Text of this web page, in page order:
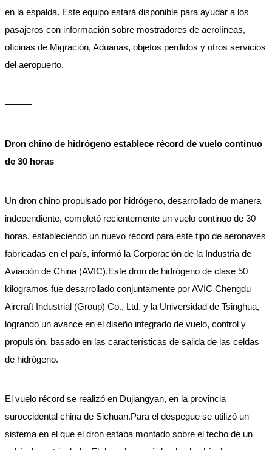
en la espalda. Este equipo estará disponible para ayudar a los
pasajeros con información sobre mostradores de aerolíneas,
oficinas de Migración, Aduanas, objetos perdidos y otros servicios
del aeropuerto.
———
Dron chino de hidrógeno establece récord de vuelo continuo
de 30 horas
Un dron chino propulsado por hidrógeno, desarrollado de manera
independiente, completó recientemente un vuelo continuo de 30
horas, estableciendo un nuevo récord para este tipo de aeronaves
fabricadas en el país, informó la Corporación de la Industria de
Aviación de China (AVIC).Este dron de hidrógeno de clase 50
kilogramos fue desarrollado conjuntamente por AVIC Chengdu
Aircraft Industrial (Group) Co., Ltd. y la Universidad de Tsinghua,
logrando un avance en el diseño integrado de vuelo, control y
propulsión, basado en las características de salida de las celdas
de hidrógeno.
El vuelo récord se realizó en Dujiangyan, en la provincia
suroccidental china de Sichuan.Para el despegue se utilizó un
sistema en el que el dron estaba montado sobre el techo de un